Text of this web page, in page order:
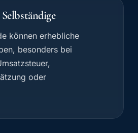
können erhebliche
besonders bei
oder